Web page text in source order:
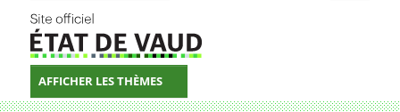
AFFICHER LES THÈMES